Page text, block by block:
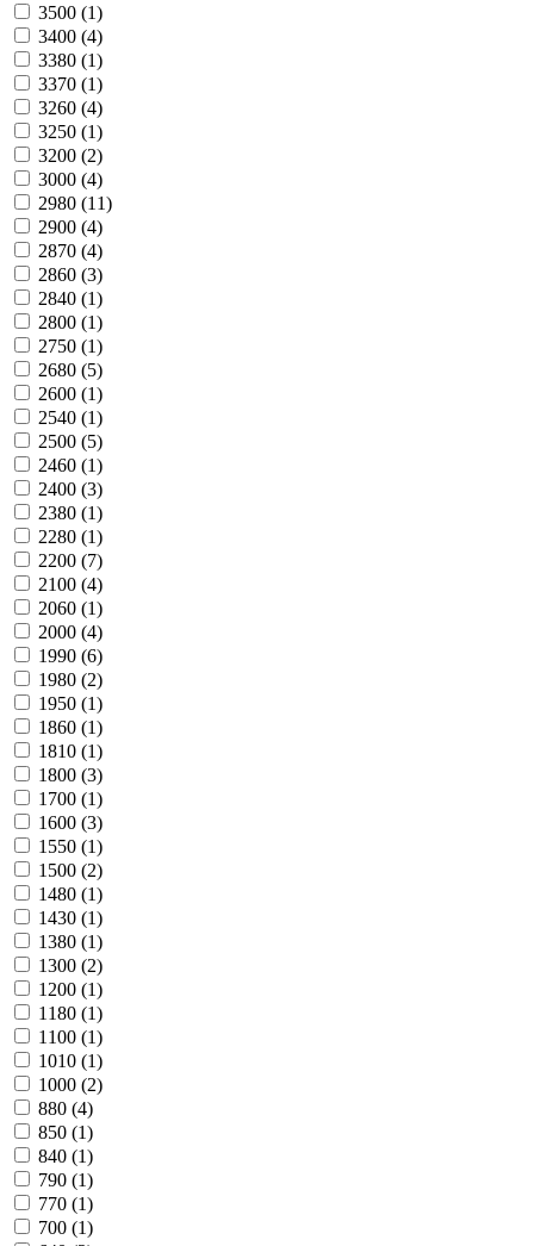
3500 (1)
3400 (4)
3380 (1)
3370 (1)
3260 (4)
3250 (1)
3200 (2)
3000 (4)
2980 (11)
2900 (4)
2870 (4)
2860 (3)
2840 (1)
2800 (1)
2750 (1)
2680 (5)
2600 (1)
2540 (1)
2500 (5)
2460 (1)
2400 (3)
2380 (1)
2280 (1)
2200 (7)
2100 (4)
2060 (1)
2000 (4)
1990 (6)
1980 (2)
1950 (1)
1860 (1)
1810 (1)
1800 (3)
1700 (1)
1600 (3)
1550 (1)
1500 (2)
1480 (1)
1430 (1)
1380 (1)
1300 (2)
1200 (1)
1180 (1)
1100 (1)
1010 (1)
1000 (2)
880 (4)
850 (1)
840 (1)
790 (1)
770 (1)
700 (1)